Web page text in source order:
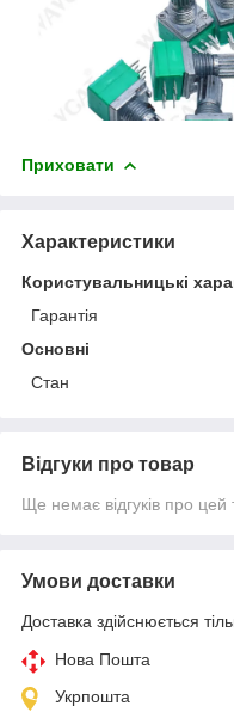
Приховати
Характеристики
Користувальницькі
Гарантія
Основні
Стан
Відгуки про товар
Ще немає відгуків про цей
Умови доставки
Доставка здійснюється
Нова Пошта
Укрпошта